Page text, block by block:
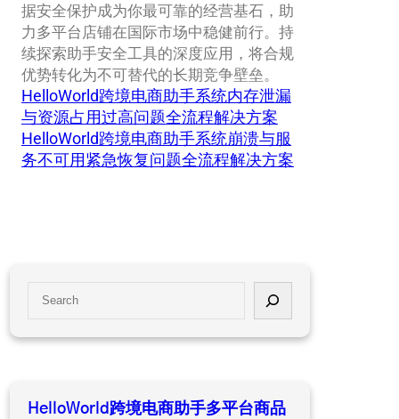
据安全保护成为你最可靠的经营基石，助
力多平台店铺在国际市场中稳健前行。持
续探索助手安全工具的深度应用，将合规
优势转化为不可替代的长期竞争壁垒。
HelloWorld跨境电商助手系统内存泄漏
与资源占用过高问题全流程解决方案
HelloWorld跨境电商助手系统崩溃与服
务不可用紧急恢复问题全流程解决方案
a
h
HelloWorld跨境电商助手多平台商品